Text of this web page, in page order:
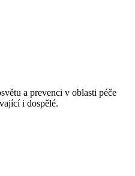
a prevenci v oblasti péče
i dospělé.